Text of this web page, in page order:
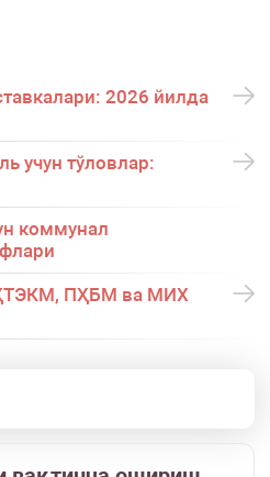
2026 йилда
учун тўловлар:
коммунал
ПҲБМ ва МИХ